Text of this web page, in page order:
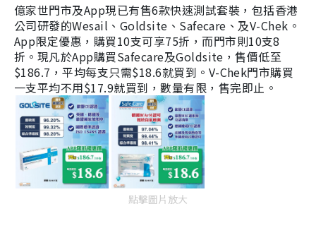
億家世門市及App現已有售6款快速測試套裝，包括香港
公司研發的Wesail、Goldsite、Safecare、及V-Chek。
App限定優惠，購買10支可享75折，而門市則10支8
折。現凡於App購買Safecare及Goldsite，售價低至
$186.7，平均每支只需$18.6就買到。V-Chek門市購買
一支平均不用$17.9就買到，數量有限，售完即止。
點擊圖片放大